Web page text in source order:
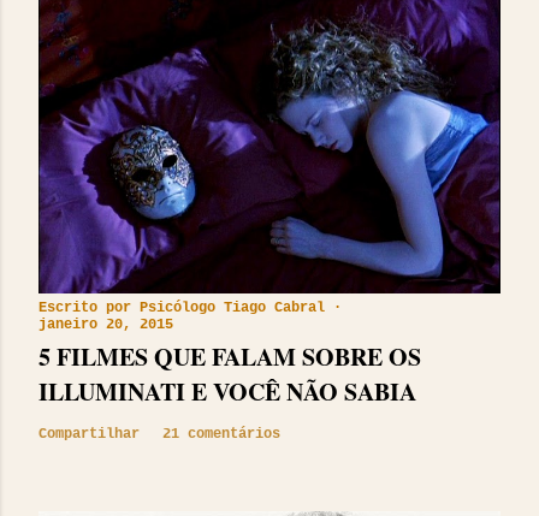
Escrito por Psicólogo Tiago Cabral
janeiro 20, 2015
5 FILMES QUE FALAM SOBRE OS
ILLUMINATI E VOCÊ NÃO SABIA
Compartilhar 21 comentários